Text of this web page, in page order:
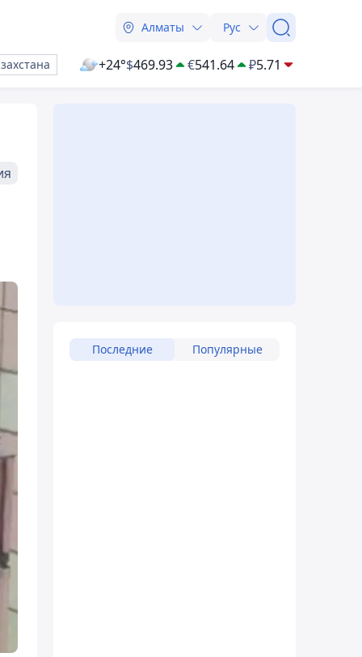
Алматы Рус
+24°$469.93 €541.64 ₽5.71
Последние Популярные